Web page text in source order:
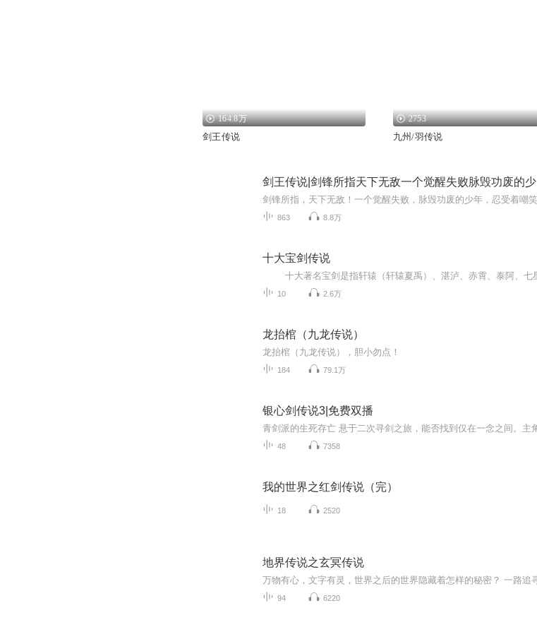
164.8万
剑王传说
2753
九州/羽传说
剑王传说|剑锋所指天下无敌一个觉醒失败脉毁功废的少
863 8.8万
十大宝剑传说
10 2.6万
龙抬棺（九龙传说）
龙抬棺（九龙传说），胆小勿点！
184 79.1万
银心剑传说3|免费双播
48 7358
我的世界之红剑传说（完）
18 2520
地界传说之玄冥传说
94 6220